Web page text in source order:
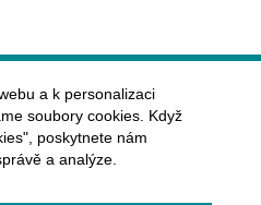
a k personalizaci
soubory cookies. Když
poskytnete nám
a analýze.